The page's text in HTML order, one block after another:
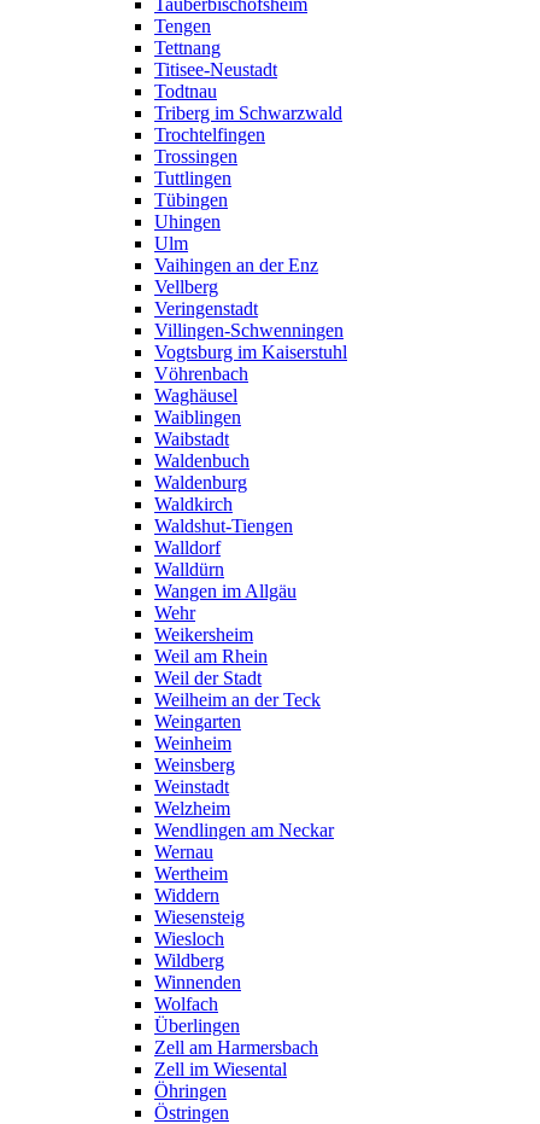
Tauberbischofsheim
Tengen
Tettnang
Titisee-Neustadt
Todtnau
Triberg im Schwarzwald
Trochtelfingen
Trossingen
Tuttlingen
Tübingen
Uhingen
Ulm
Vaihingen an der Enz
Vellberg
Veringenstadt
Villingen-Schwenningen
Vogtsburg im Kaiserstuhl
Vöhrenbach
Waghäusel
Waiblingen
Waibstadt
Waldenbuch
Waldenburg
Waldkirch
Waldshut-Tiengen
Walldorf
Walldürn
Wangen im Allgäu
Wehr
Weikersheim
Weil am Rhein
Weil der Stadt
Weilheim an der Teck
Weingarten
Weinheim
Weinsberg
Weinstadt
Welzheim
Wendlingen am Neckar
Wernau
Wertheim
Widdern
Wiesensteig
Wiesloch
Wildberg
Winnenden
Wolfach
Überlingen
Zell am Harmersbach
Zell im Wiesental
Öhringen
Östringen